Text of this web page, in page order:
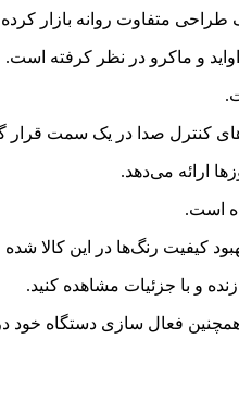
کنترل صدا در یک سمت قرار
همچنین فعال سازی دستگاه خود